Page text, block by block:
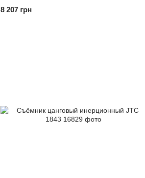
8 207 грн